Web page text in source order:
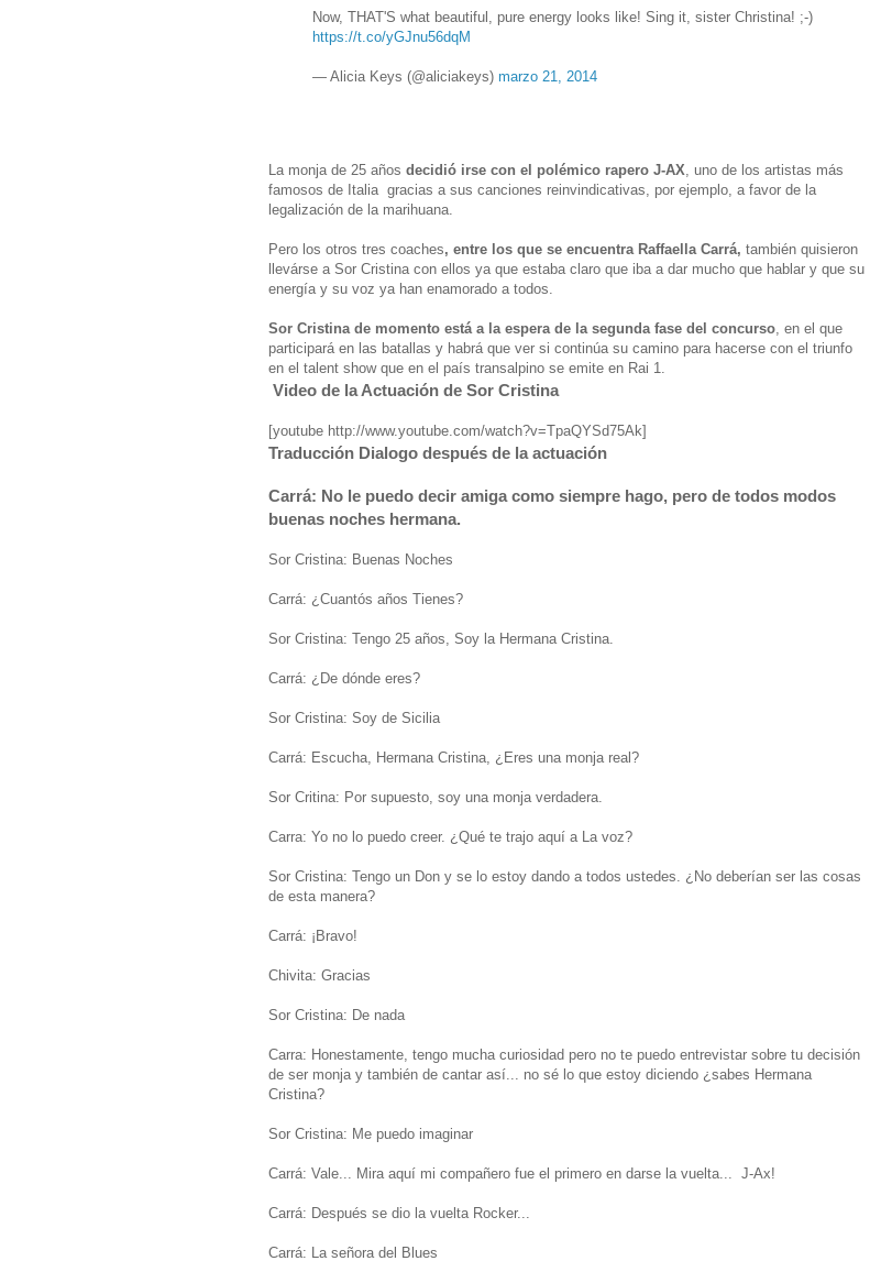
Now, THAT'S what beautiful, pure energy looks like! Sing it, sister Christina! ;-)
https://t.co/yGJnu56dqM
— Alicia Keys (@aliciakeys) marzo 21, 2014
La monja de 25 años decidió irse con el polémico rapero J-AX, uno de los artistas más
famosos de Italia gracias a sus canciones reinvindicativas, por ejemplo, a favor de la
legalización de la marihuana.
Pero los otros tres coaches, entre los que se encuentra Raffaella Carrá, también quisieron
llevárse a Sor Cristina con ellos ya que estaba claro que iba a dar mucho que hablar y que su
energía y su voz ya han enamorado a todos.
Sor Cristina de momento está a la espera de la segunda fase del concurso, en el que
participará en las batallas y habrá que ver si continúa su camino para hacerse con el triunfo
en el talent show que en el país transalpino se emite en Rai 1.
Video de la Actuación de Sor Cristina
[youtube http://www.youtube.com/watch?v=TpaQYSd75Ak]
Traducción Dialogo después de la actuación
Carrá: No le puedo decir amiga como siempre hago, pero de todos modos
buenas noches hermana.
Sor Cristina: Buenas Noches
Carrá: ¿Cuantós años Tienes?
Sor Cristina: Tengo 25 años, Soy la Hermana Cristina.
Carrá: ¿De dónde eres?
Sor Cristina: Soy de Sicilia
Carrá: Escucha, Hermana Cristina, ¿Eres una monja real?
Sor Critina: Por supuesto, soy una monja verdadera.
Carra: Yo no lo puedo creer. ¿Qué te trajo aquí a La voz?
Sor Cristina: Tengo un Don y se lo estoy dando a todos ustedes. ¿No deberían ser las cosas
de esta manera?
Carrá: ¡Bravo!
Chivita: Gracias
Sor Cristina: De nada
Carra: Honestamente, tengo mucha curiosidad pero no te puedo entrevistar sobre tu decisión
de ser monja y también de cantar así... no sé lo que estoy diciendo ¿sabes Hermana
Cristina?
Sor Cristina: Me puedo imaginar
Carrá: Vale... Mira aquí mi compañero fue el primero en darse la vuelta... J-Ax!
Carrá: Después se dio la vuelta Rocker...
Carrá: La señora del Blues